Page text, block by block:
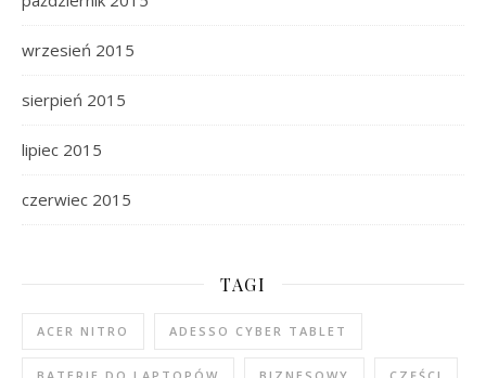
wrzesień 2015
sierpień 2015
lipiec 2015
czerwiec 2015
TAGI
ACER NITRO ADESSO CYBER TABLET